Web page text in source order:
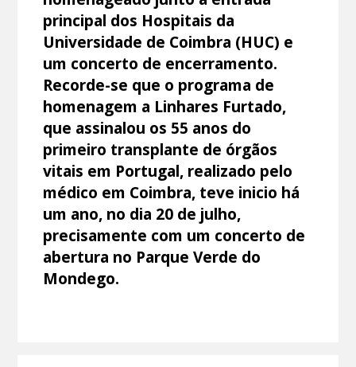
principal dos Hospitais da
Universidade de Coimbra (HUC) e
um concerto de encerramento.
Recorde-se que o programa de
homenagem a Linhares Furtado,
que assinalou os 55 anos do
primeiro transplante de órgãos
vitais em Portugal, realizado pelo
médico em Coimbra, teve inicio há
um ano, no dia 20 de julho,
precisamente com um concerto de
abertura no Parque Verde do
Mondego.